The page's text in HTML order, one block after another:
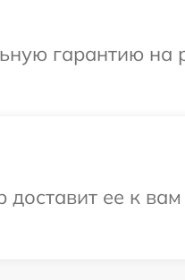
гарантию на
доставит ее к